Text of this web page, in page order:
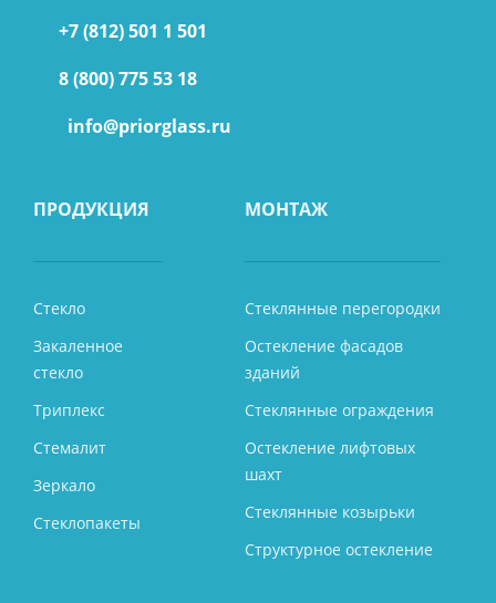
+7 (812) 501 1 501
8 (800) 775 53 18
info@priorglass.ru
ПРОДУКЦИЯ
Стекло
Закаленное
стекло
Триплекс
Стемалит
Зеркало
Стеклопакеты
МОНТАЖ
Стеклянные перегородки
Остекление фасадов
зданий
Стеклянные ограждения
Остекление лифтовых
шахт
Стеклянные козырьки
Структурное остекление